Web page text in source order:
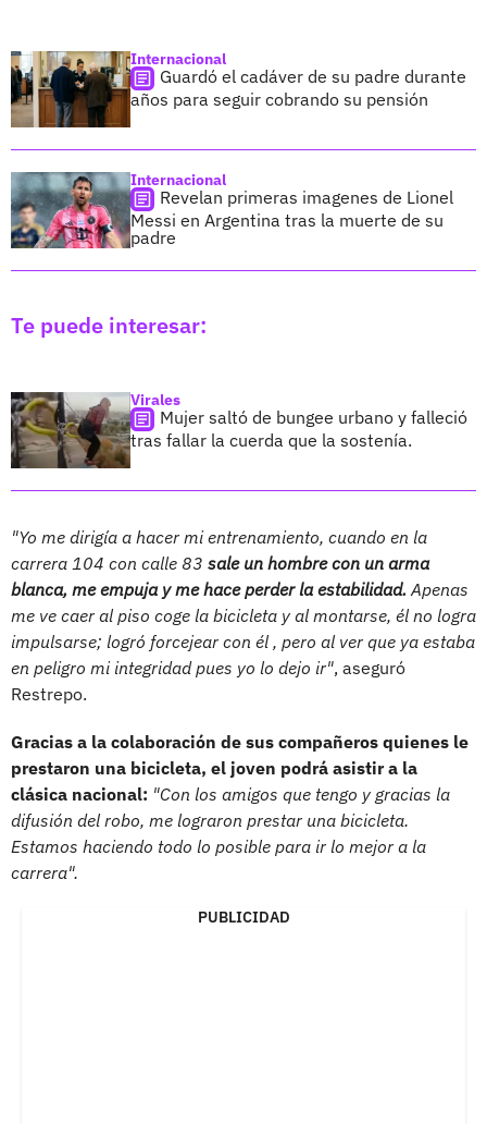
Internacional
Guardó el cadáver de su padre durante
años para seguir cobrando su pensión
Internacional
Revelan primeras imagenes de Lionel
Messi en Argentina tras la muerte de su
padre
Te puede interesar:
Virales
Mujer saltó de bungee urbano y falleció
tras fallar la cuerda que la sostenía.
"Yo me dirigía a hacer mi entrenamiento, cuando en la
carrera 104 con calle 83 sale un hombre con un arma
blanca, me empuja y me hace perder la estabilidad. Apenas
me ve caer al piso coge la bicicleta y al montarse, él no logra
impulsarse; logró forcejear con él , pero al ver que ya estaba
en peligro mi integridad pues yo lo dejo ir", aseguró
Restrepo.
Gracias a la colaboración de sus compañeros quienes le
prestaron una bicicleta, el joven podrá asistir a la
clásica nacional: "Con los amigos que tengo y gracias la
difusión del robo, me lograron prestar una bicicleta.
Estamos haciendo todo lo posible para ir lo mejor a la
carrera".
PUBLICIDAD